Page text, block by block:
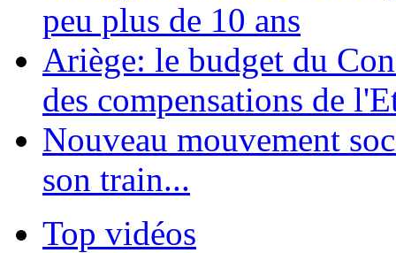
peu plus de 10 ans
Ariège: le budget du
des compensations de
Nouveau mouvement
son train...
Top vidéos